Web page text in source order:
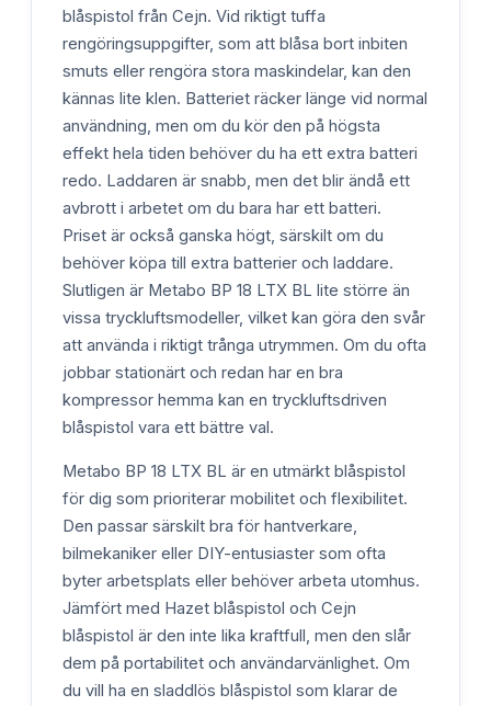
blåspistol från Cejn. Vid riktigt tuffa
rengöringsuppgifter, som att blåsa bort inbiten
smuts eller rengöra stora maskindelar, kan den
kännas lite klen. Batteriet räcker länge vid normal
användning, men om du kör den på högsta
effekt hela tiden behöver du ha ett extra batteri
redo. Laddaren är snabb, men det blir ändå ett
avbrott i arbetet om du bara har ett batteri.
Priset är också ganska högt, särskilt om du
behöver köpa till extra batterier och laddare.
Slutligen är Metabo BP 18 LTX BL lite större än
vissa tryckluftsmodeller, vilket kan göra den svår
att använda i riktigt trånga utrymmen. Om du ofta
jobbar stationärt och redan har en bra
kompressor hemma kan en tryckluftsdriven
blåspistol vara ett bättre val.
Metabo BP 18 LTX BL är en utmärkt blåspistol
för dig som prioriterar mobilitet och flexibilitet.
Den passar särskilt bra för hantverkare,
bilmekaniker eller DIY-entusiaster som ofta
byter arbetsplats eller behöver arbeta utomhus.
Jämfört med Hazet blåspistol och Cejn
blåspistol är den inte lika kraftfull, men den slår
dem på portabilitet och användarvänlighet. Om
du vill ha en sladdlös blåspistol som klarar de